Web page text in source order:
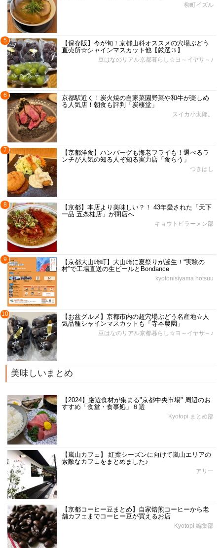
柳町イズル
5
【保存版】今が旬！京都山科オススメの穴場ぶどう
直売所☆シャインマスカット他【厳選３】
豆はなのリアル京都暮らし☆ヨ～イヤサ～♪
6
京都駅近く！炭火焼の自家菜園野菜や和牛が楽しめ
る人気店！朝食も評判「炭棲堂」
スイカ小太郎。
7
【京都洋食】ハンバーグも海老フライも！選べるラ
ンチが人気の知る人ぞ知る実力店「食らう」
つきはし
8
【京都】本店より美味しい？！ 43年愛された「天下
一品 五条桂店」が閉店へ
キョウトピラーメン部
9
【京都大山崎町】大山崎に夏祭りが誕生！“実験の
村”で工場直送の生ビールとBondance
kyotonisiyama hotsuu
10
【お盆グルメ】京都市内の超穴場ぶどう名産地☆人
気品種シャインマスカットも「寺本農園」
豆はなのリアル京都暮らし☆ヨ～イヤサ～♪
美味しいまとめ
【2024】厳選食材が集まる"京都中央市場" 周辺のお
すすめ「食堂・食事処」８選
Kyotopi まとめ部
【嵐山カフェ】 紅葉シーズンに向けて嵐山エリアの
素敵なカフェをまとめました♪
アリー
【京都コーヒー豆まとめ】自家焙煎コーヒーから老
舗カフェまでコーヒー豆が買えるお店
Kyotopi 編集部